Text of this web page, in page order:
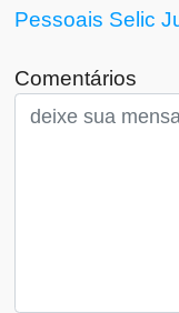
Pessoais Selic
Comentários